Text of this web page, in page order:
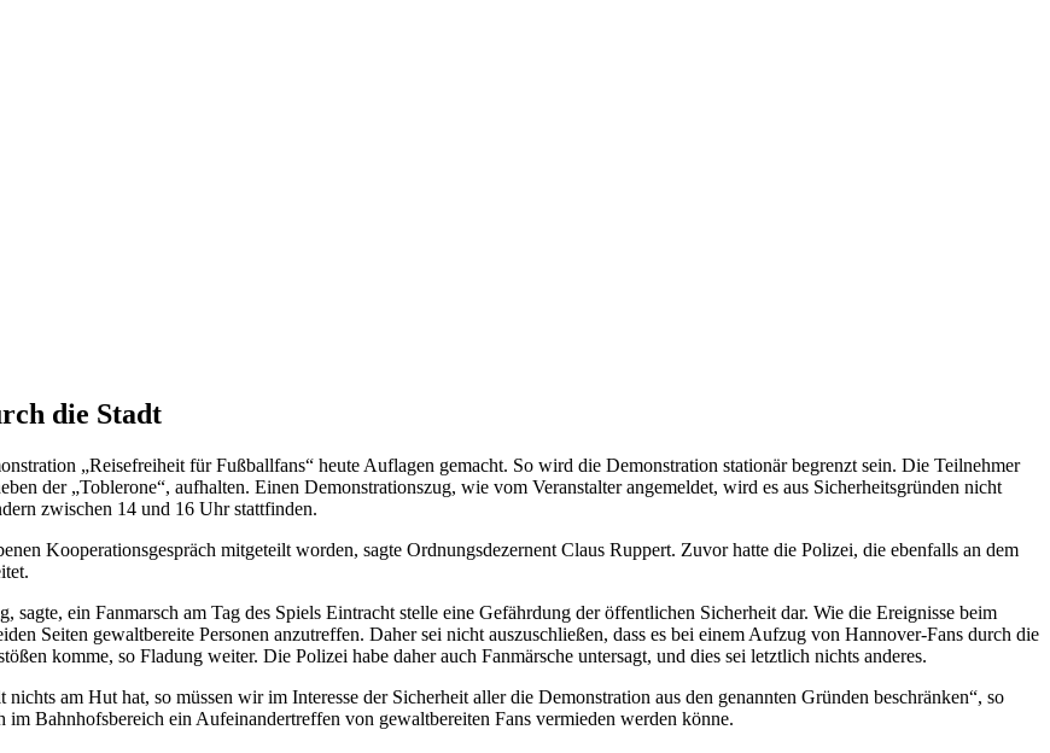
die Stadt
„Reisefreiheit für Fußballfans“ heute Auflagen gemacht. So wird die Demonstration stationär begrenzt sein. Die Teilnehmer
der „Toblerone“, aufhalten. Einen Demonstrationszug, wie vom Veranstalter angemeldet, wird es aus Sicherheitsgründen nicht
zwischen 14 und 16 Uhr stattfinden.
Kooperationsgespräch mitgeteilt worden, sagte Ordnungsdezernent Claus Ruppert. Zuvor hatte die Polizei, die ebenfalls an dem
ein Fanmarsch am Tag des Spiels Eintracht stelle eine Gefährdung der öffentlichen Sicherheit dar. Wie die Ereignisse beim
Seiten gewaltbereite Personen anzutreffen. Daher sei nicht auszuschließen, dass es bei einem Aufzug von Hannover-Fans durch die
komme, so Fladung weiter. Die Polizei habe daher auch Fanmärsche untersagt, und dies sei letztlich nichts anderes.
am Hut hat, so müssen wir im Interesse der Sicherheit aller die Demonstration aus den genannten Gründen beschränken“, so
Bahnhofsbereich ein Aufeinandertreffen von gewaltbereiten Fans vermieden werden könne.